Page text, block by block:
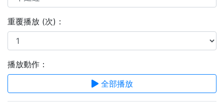
重覆播放 (次)：
播放動作：
全部播放